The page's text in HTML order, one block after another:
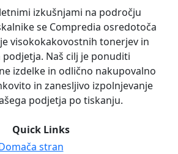
izkušnjami na področju
se Compredia osredotoča
visokokakovostnih tonerjev in
podjetja. Naš cilj je ponuditi
izdelke in odlično nakupovalno
in zanesljivo izpolnjevanje
podjetja po tiskanju.
Quick Links
stran